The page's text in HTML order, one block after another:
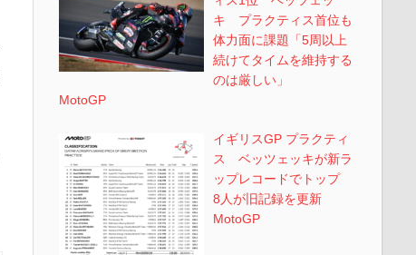
キ プラクティス首位も
体力面に課題「5周以上
続けてタイムを維持する
のは厳しい」
MotoGP
イギリスGP プラクティ
ス ベッツェッキが新ラ
ップレコードでトップ
8人が旧記録を更新
MotoGP